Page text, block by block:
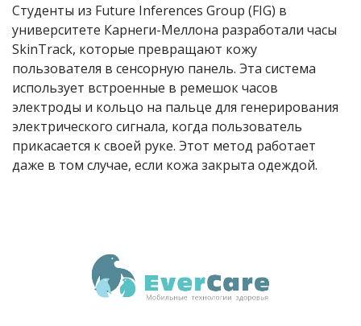
Студенты из Future Inferences Group (FIG) в
университете Карнеги-Меллона разработали часы
SkinTrack, которые превращают кожу
пользователя в сенсорную панель. Эта система
использует встроенные в ремешок часов
электроды и кольцо на пальце для генерирования
электрического сигнала, когда пользователь
прикасается к своей руке. Этот метод работает
даже в том случае, если кожа закрыта одеждой.